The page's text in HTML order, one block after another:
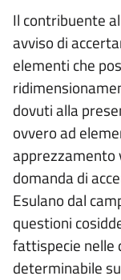
Il contribuente
avviso di
elementi che
dovuti alla
ovvero ad
apprezzamento
domanda di
Esulano dal
questioni
fattispecie nelle
determinabile